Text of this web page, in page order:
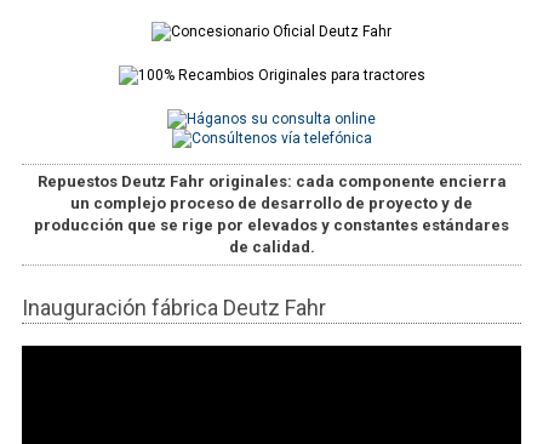
Repuestos Deutz Fahr originales: cada componente encierra
un complejo proceso de desarrollo de proyecto y de
producción que se rige por elevados y constantes estándares
de calidad.
Inauguración fábrica Deutz Fahr